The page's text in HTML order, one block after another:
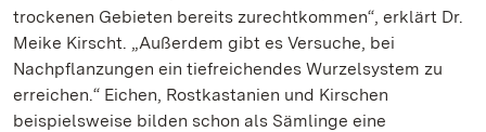
trockenen Gebieten bereits zurechtkommen“, erklärt Dr.
Meike Kirscht. „Außerdem gibt es Versuche, bei
Nachpflanzungen ein tiefreichendes Wurzelsystem zu
erreichen.“ Eichen, Rostkastanien und Kirschen
beispielsweise bilden schon als Sämlinge eine